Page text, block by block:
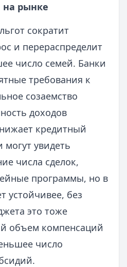
на рынке
сократит
и перераспределит
число семей. Банки
требования к
созаемство
доходов
кредитный
увидеть
числа сделок,
программы, но в
устойчивее, без
это тоже
объем компенсаций
число